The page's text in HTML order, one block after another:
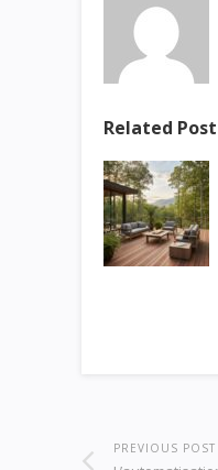
Related Post
PREVIOUS POST